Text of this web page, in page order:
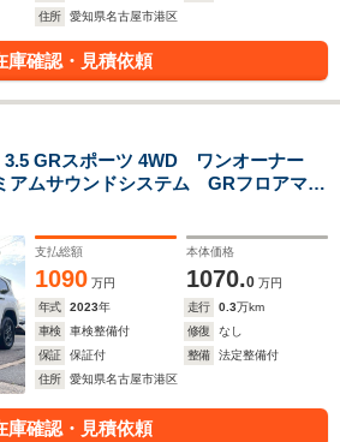
住所
愛知県名古屋市港区
庫確認・見積依頼
GRスポーツ 4WD ワンオーナー
ムサウンドシステム GRフロアマッ
イッチ シートベンチレーション
電動ムーンルーフ 取扱説明書 スペ
支払総額
1090 万円
本体価格
1070.0 万円
年式
2023年 走行 0.3万km
車検
車検整備付 修復
なし
保証
保証付 整備
法定整備付
住所
愛知県名古屋市港区
庫確認・見積依頼